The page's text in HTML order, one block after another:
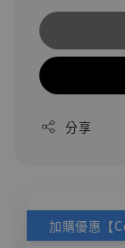
分享